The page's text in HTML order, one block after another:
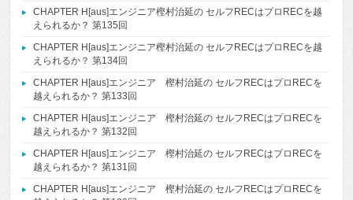
CHAPTER H[aus]エンジニア樫村治延の セルフRECはプロRECを越
えられるか？ 第135回
CHAPTER H[aus]エンジニア樫村治延の セルフRECはプロRECを越
えられるか？ 第134回
CHAPTER H[aus]エンジニア 樫村治延の セルフRECはプロRECを
越えられるか？ 第133回
CHAPTER H[aus]エンジニア 樫村治延の セルフRECはプロRECを
越えられるか？ 第132回
CHAPTER H[aus]エンジニア 樫村治延の セルフRECはプロRECを
越えられるか？ 第131回
CHAPTER H[aus]エンジニア 樫村治延の セルフRECはプロRECを